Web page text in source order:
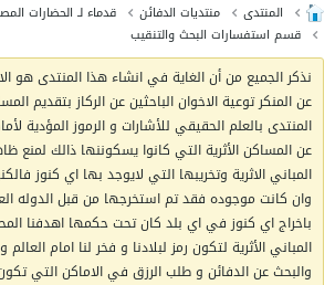
المنتدى منتديات الدفائن
قدماء لـ الحضارات
قسم استفسارات البحث والتنقيب
نذكر الجميع من أن الغاية في انشاء هذا المنتدى هو
عن المنكر توعية الاخوان الباحثين عن الركاز بتقديم
المنتدى بالعلم الحقيقي للأشارات و الرموز المؤدية
عن المساكن الأثرية التي كانوا يسكوننها ذالك لمنع
المباني الاثرية وتخريبها التي لايوجد بها اي كنوز
وان كانت موجوده فقد تم استخرجها من قبل الدوله
باخراج اي كنوز في اي بلد كان تحت حكمها اهدفنا
المباني الأثرية لتكون رمز لبلادنا و فخر لنا امام العالم
والبحث عن الدفائن و طلب الرزق في الاماكن التي